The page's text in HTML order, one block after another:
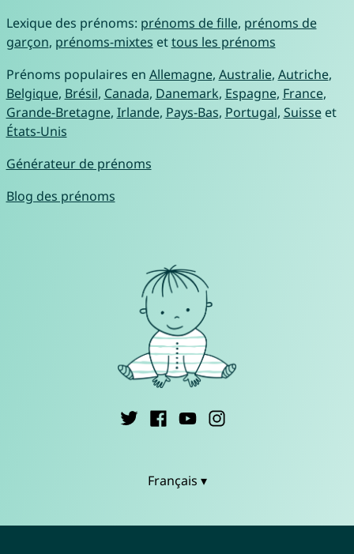
Lexique des prénoms: prénoms de fille, prénoms de
garçon, prénoms-mixtes ettous les prénoms
Prénoms populaires en Allemagne, Australie, Autriche,
Belgique, Brésil, Canada, Danemark, Espagne, France,
Grande-Bretagne, Irlande, Pays-Bas, Portugal, Suisseet
États-Unis
Générateur de prénoms
Blog des prénoms
Français ▾